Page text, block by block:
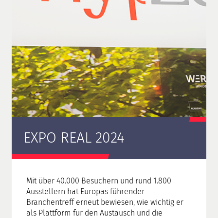
EXPO REAL 2024
Mit über 40.000 Besuchern und rund 1.800
Ausstellern hat Europas führender
Branchentreff erneut bewiesen, wie wichtig er
als Plattform für den Austausch und die